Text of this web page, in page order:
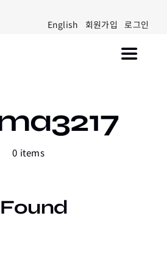
English 회원가입 로그인
Toggle
공지사항
0 items